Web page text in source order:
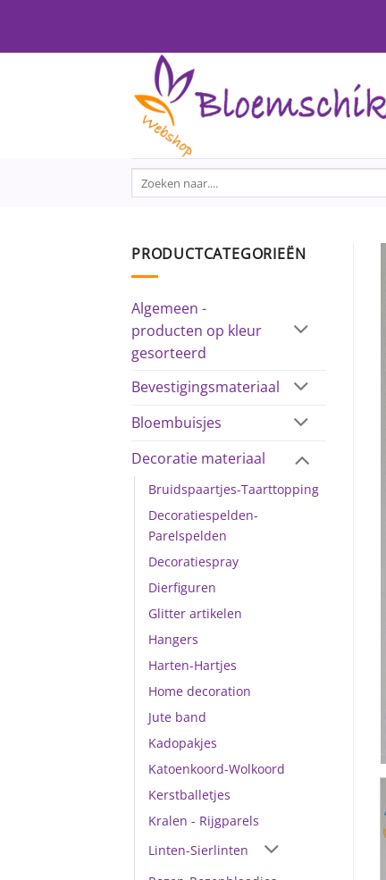
inhoud
Zoeken
naar:
PRODUCTCATEGORIEËN
Algemeen -
producten op kleur
gesorteerd
Bevestigingsmateriaal
Bloembuisjes
Decoratie materiaal
Bruidspaartjes-Taarttopping
Decoratiespelden-
Parelspelden
Decoratiespray
Dierfiguren
Glitter artikelen
Hangers
Harten-Hartjes
Home decoration
Jute band
Kadopakjes
Katoenkoord-Wolkoord
Kerstballetjes
Kralen - Rijgparels
Linten-Sierlinten